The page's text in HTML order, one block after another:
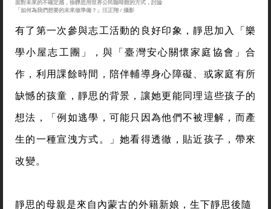
面對未來的不確定感，徐靜思用世界公民咖啡館的方式，討論
「如何為我們想要的未來做準備？」汪正翔 / 攝影
有了第一次參與志工活動的良好印象，靜思加入「樂
學小屋志工團」，與「臺灣安心關懷家庭協會」合
作，利用課餘時間，陪伴輔導身心障礙、或家庭有所
缺憾的孩童，靜思的背景，讓她更能同理這些孩子的
想法，「例如逃學，可能只因為他們不被理解，而產
生的一種宣洩方式。」她看得透徹，貼近孩子，帶來
改變。
靜思的母親是來自內蒙古的外籍新娘，生下靜思後隨